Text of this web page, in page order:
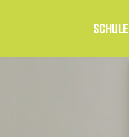
Schule